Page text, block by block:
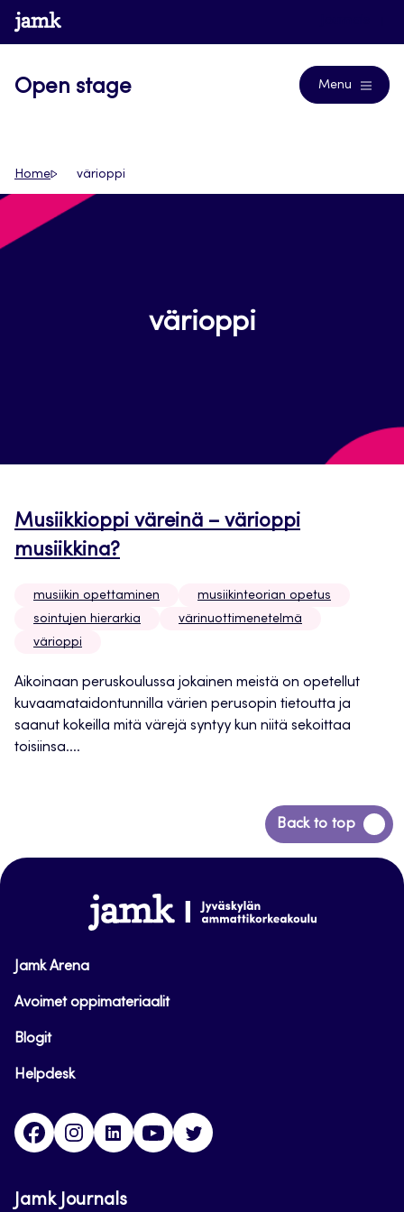
Siirry
suoraan
www.jamk.fi
Open stage Menu
Home värioppi
värioppi
Musiikkioppi väreinä – värioppi
musiikkina?
musiikin opettaminen
musiikinteorian opetus
sointujen hierarkia
värinuottimenetelmä
värioppi
Aikoinaan peruskoulussa jokainen meistä on opetellut
kuvaamataidontunnilla värien perusopin tietoutta ja
saanut kokeilla mitä värejä syntyy kun niitä sekoittaa
toisiinsa....
Back to top
Siirry
takaisin
www.jamk.fi
Jamk Arena
Avoimet oppimateriaalit
Blogit
Helpdesk
FacebookInstagram
LinkedInYoutube
Jamk Journals